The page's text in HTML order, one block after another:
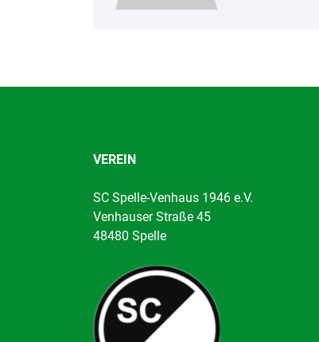
VEREIN
SC Spelle-Venhaus 1946 e.V.
Venhauser Straße 45
48480 Spelle